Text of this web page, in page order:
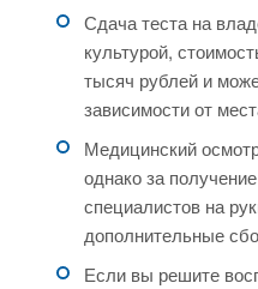
Сдача теста на
культурой,
тысяч рублей и
зависимости от
Медицинский
однако за
специалистов на
дополнительные
Если вы решите